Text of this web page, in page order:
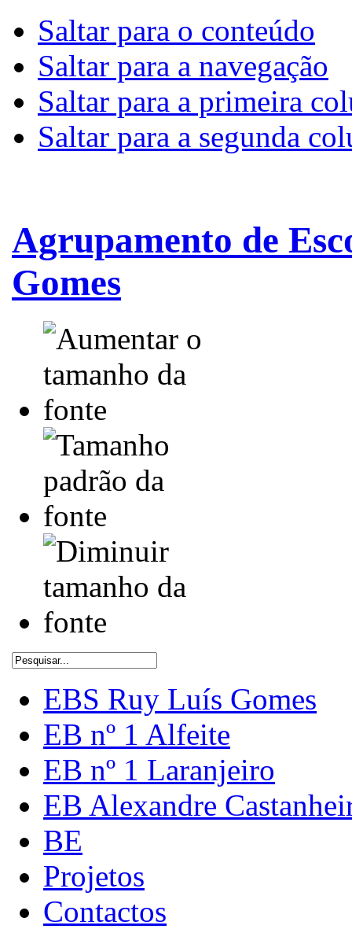
Saltar para o conteúdo
Saltar para a navegação
Saltar para a primeira
Saltar para a segunda
Agrupamento de
Gomes
EBS Ruy Luís Gomes
EB nº 1 Alfeite
EB nº 1 Laranjeiro
EB Alexandre
BE
Projetos
Contactos